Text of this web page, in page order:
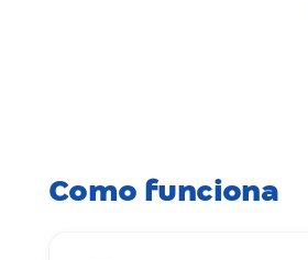
Como funciona